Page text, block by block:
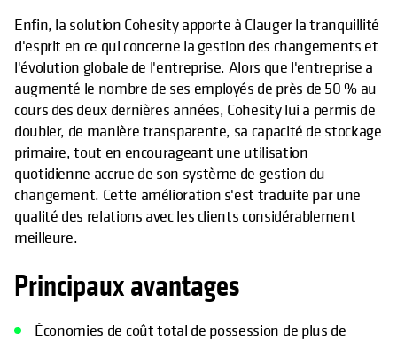
Enfin, la solution Cohesity apporte à Clauger la tranquillité
d'esprit en ce qui concerne la gestion des changements et
l'évolution globale de l'entreprise. Alors que l'entreprise a
augmenté le nombre de ses employés de près de 50 % au
cours des deux dernières années, Cohesity lui a permis de
doubler, de manière transparente, sa capacité de stockage
primaire, tout en encourageant une utilisation
quotidienne accrue de son système de gestion du
changement. Cette amélioration s'est traduite par une
qualité des relations avec les clients considérablement
meilleure.
Principaux avantages
Économies de coût total de possession de plus de